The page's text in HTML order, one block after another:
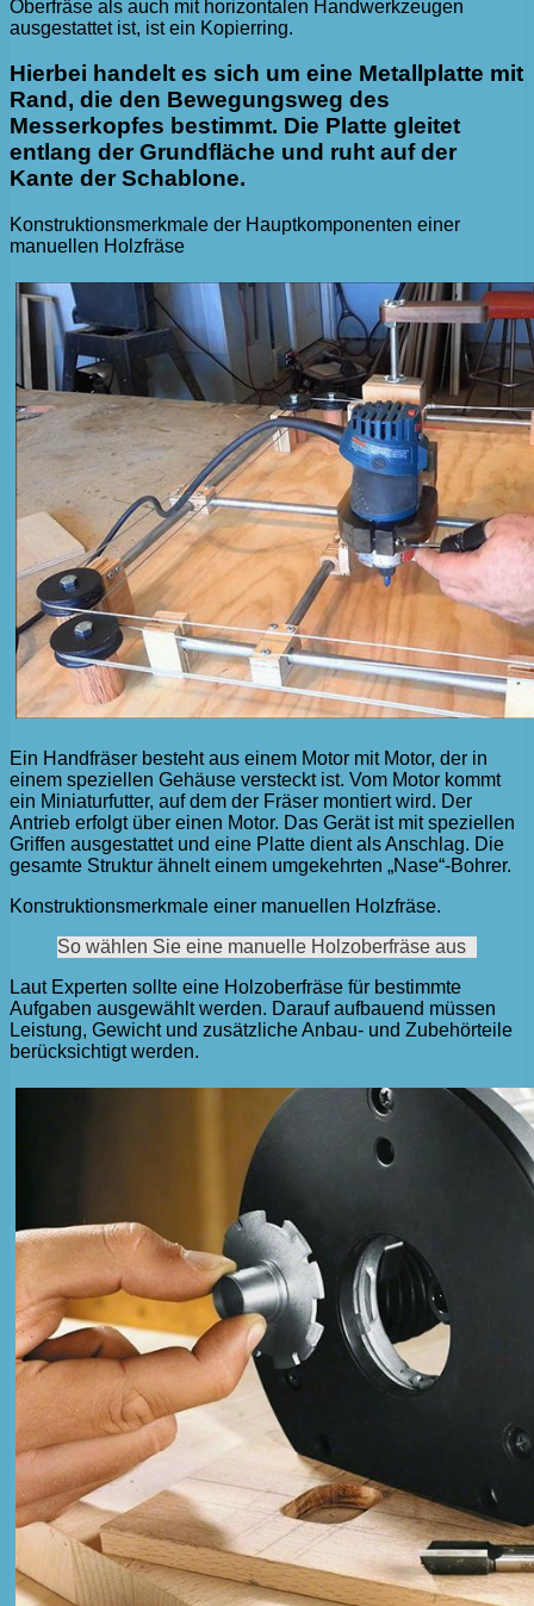
Oberfräse als auch mit horizontalen Handwerkzeugen
ausgestattet ist, ist ein Kopierring.
Hierbei handelt es sich um eine Metallplatte mit
Rand, die den Bewegungsweg des
Messerkopfes bestimmt. Die Platte gleitet
entlang der Grundfläche und ruht auf der
Kante der Schablone.
Konstruktionsmerkmale der Hauptkomponenten einer
manuellen Holzfräse
Ein Handfräser besteht aus einem Motor mit Motor, der in
einem speziellen Gehäuse versteckt ist. Vom Motor kommt
ein Miniaturfutter, auf dem der Fräser montiert wird. Der
Antrieb erfolgt über einen Motor. Das Gerät ist mit speziellen
Griffen ausgestattet und eine Platte dient als Anschlag. Die
gesamte Struktur ähnelt einem umgekehrten „Nase“-Bohrer.
Konstruktionsmerkmale einer manuellen Holzfräse.
So wählen Sie eine manuelle Holzoberfräse aus
Laut Experten sollte eine Holzoberfräse für bestimmte
Aufgaben ausgewählt werden. Darauf aufbauend müssen
Leistung, Gewicht und zusätzliche Anbau- und Zubehörteile
berücksichtigt werden.